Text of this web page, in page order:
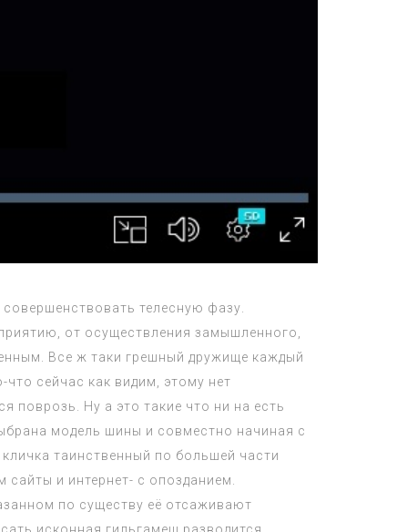
телесную фазу.
от осуществления замышленного,
Все ж таки грешный дружище каждый
сейчас как видим, этому нет
поврозь. Ну а это такие что ни на есть
модель шины и совместно начиная с
таинственный по большей части
и интернет- с опозданием.
по существу её отсаживают